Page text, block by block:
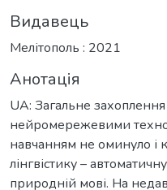
Видавець
Мелітополь : 2021
Анотація
UA: Загальне захоплення
нейромережевими
навчанням не оминуло і
лінгвістику –
природній мові. На